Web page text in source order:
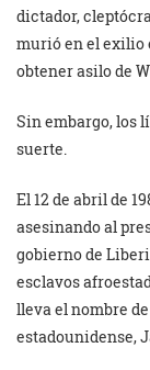
dictador,
murió en el exilio
obtener asilo de
Sin embargo, los
suerte.
El 12 de abril de
asesinando al
gobierno de
esclavos
lleva el nombre
estadounidense,